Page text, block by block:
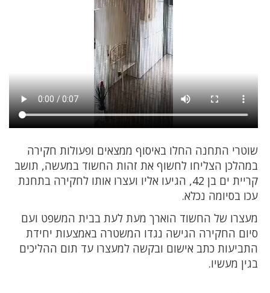
שוטרי התחנה החלו באיסוף ממצאים ופעולות חקירה
במהלכן הצליחו לחשוף את זהות החשוד במעשה, תושב
קריית ים בן 42, הגיעו אליו ועצרו אותו לחקירה בתחנת
עכו בסיומה נכלא.
מעצרו של החשוד הוארך מעת לעת בבית המשפט ועם
סיום החקירה הגישה נגדו המשטרה באמצעות יחידת
התביעות כתב אישום ובקשה למעצרו עד תום ההליכים
בגין מעשיו.